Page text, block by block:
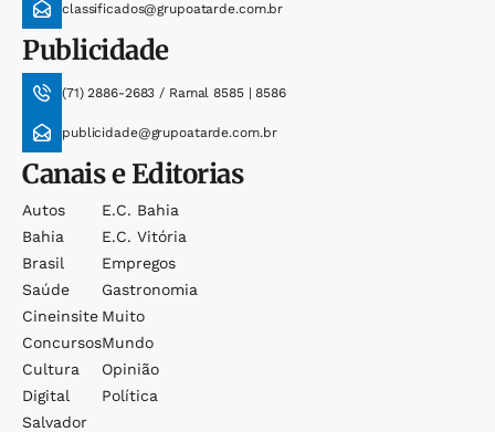
classificados@grupoatarde.com.br
Publicidade
(71) 2886-2683 / Ramal 8585 | 8586
publicidade@grupoatarde.com.br
Canais e Editorias
Autos
Bahia
Brasil
Saúde
Cineinsite
Concursos
Cultura
Digital
Salvador
E.c. Bahia
E.c. Vitória
Empregos
Gastronomia
Muito
Mundo
Opinião
Política